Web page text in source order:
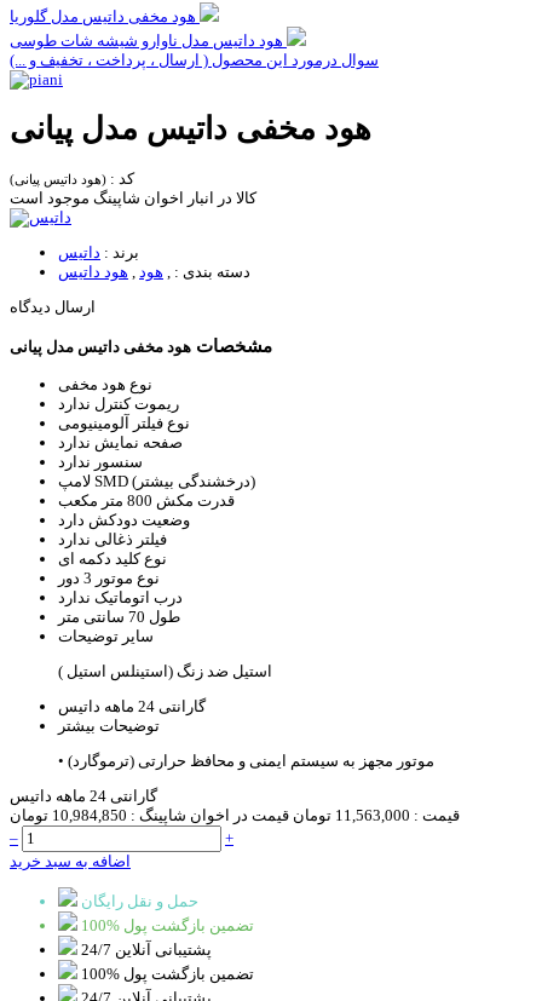
هود مخفی داتیس مدل گلوریا
هود داتیس مدل ناوارو شیشه شات طوسی
سوال درمورد این محصول ( ارسال ، پرداخت ، تخفیف و ...)
هود مخفی داتیس مدل پیانی
کد : (هود داتیس پیانی)
کالا در انبار اخوان شاپینگ موجود است
برند : داتیس
دسته بندی :
هود
هود داتیس
ارسال دیدگاه
مشخصات هود مخفی داتیس مدل پیانی
نوع هود مخفی
ریموت کنترل ندارد
نوع فیلتر آلومینیومی
صفحه نمایش ندارد
سنسور ندارد
لامپ
SMD (درخشندگی بیشتر)
قدرت مکش 800 متر مکعب
وضعیت دودکش دارد
فیلتر ذغالی ندارد
نوع کلید دکمه ای
نوع موتور 3 دور
درب اتوماتیک ندارد
طول 70 سانتی متر
سایر توضیحات
استیل ضد زنگ (استینلس استیل )
گارانتی 24 ماهه داتیس
توضیحات بیشتر
• موتور مجهز به سیستم ایمنی و محافظ حرارتی (ترموگارد)
گارانتی 24 ماهه داتیس
قیمت : 11,563,000 تومان قیمت در اخوان شاپینگ : 10,984,850 تومان
–
+
اضافه به سبد خرید
حمل و نقل رایگان
100% تضمین بازگشت پول
پشتیبانی آنلاین 24/7
100% تضمین بازگشت پول